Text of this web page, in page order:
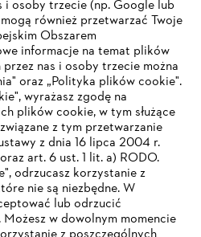
NIE JEST
i osoby trzecie (np. Google lub
również przetwarzać Twoje
Obszarem
informacje na temat plików
nas i osoby trzecie można
oraz „Polityka plików cookie".
wyrażasz zgodę na
plików cookie, w tym służące
z tym przetwarzanie
z dnia 16 lipca 2004 r.
art. 6 ust. 1 lit. a) RODO.
odrzucasz korzystanie z
nie są niezbędne. W
lub odrzucić
w dowolnym momencie